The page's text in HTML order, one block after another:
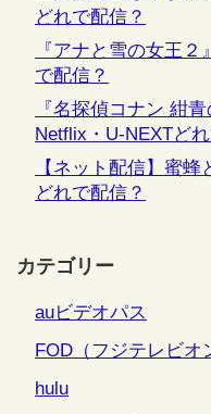
どれで配信？
『アナと雪の女王
で配信？
『名探偵コナン 紺
Netflix・U-NEXTど
【ネット配信】蜜
どれで配信？
カテゴリー
auビデオパス
FOD（フジテレビオ
hulu